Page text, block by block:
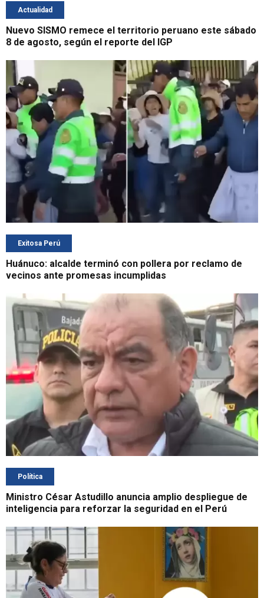
Actualidad
Nuevo SISMO remece el territorio peruano este sábado
8 de agosto, según el reporte del IGP
Exitosa Perú
Huánuco: alcalde terminó con pollera por reclamo de
vecinos ante promesas incumplidas
Política
Ministro César Astudillo anuncia amplio despliegue de
inteligencia para reforzar la seguridad en el Perú